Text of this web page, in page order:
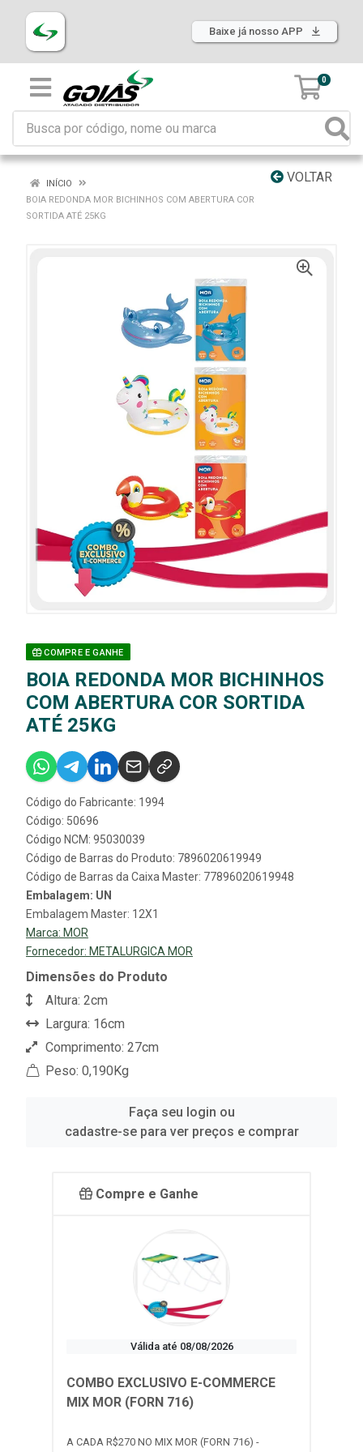
Baixe já nosso APP
0
VOLTAR
INÍCIO
BOIA REDONDA MOR BICHINHOS COM ABERTURA COR
SORTIDA ATÉ 25KG
COMPRE E GANHE
BOIA REDONDA MOR BICHINHOS
COM ABERTURA COR SORTIDA
ATÉ 25KG
Código do Fabricante: 1994
Código: 50696
Código NCM: 95030039
Código de Barras do Produto: 7896020619949
Código de Barras da Caixa Master: 77896020619948
Embalagem: UN
Embalagem Master: 12X1
Marca: MOR
Fornecedor: METALURGICA MOR
Dimensões do Produto
Altura: 2cm
Largura: 16cm
Comprimento: 27cm
Peso: 0,190Kg
Faça seu login ou
cadastre-se para ver preços e comprar
Compre e Ganhe
Válida até 08/08/2026
COMBO EXCLUSIVO E-COMMERCE
MIX MOR (FORN 716)
A CADA R$270 NO MIX MOR (FORN 716) -